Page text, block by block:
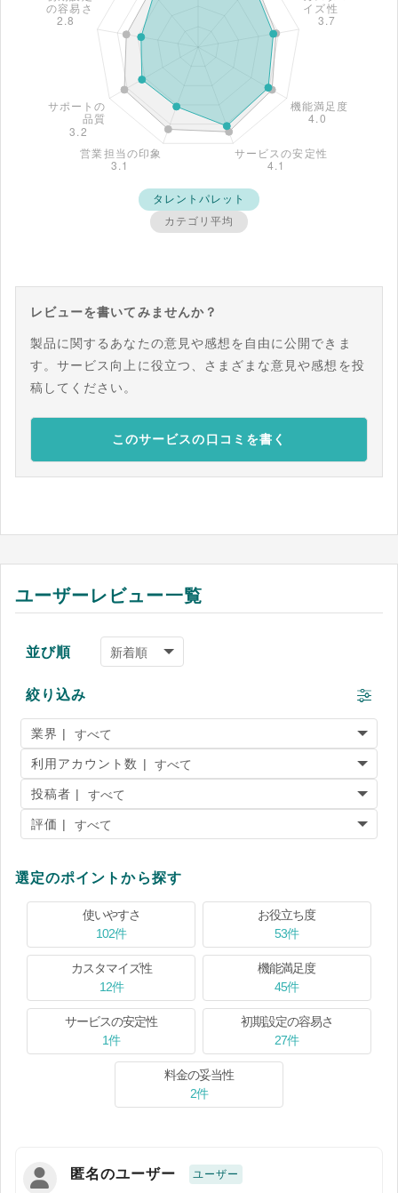
タレントパレット
カテゴリ平均
レビューを書いてみませんか？
製品に関するあなたの意見や感想を自由に公開できま
す。サービス向上に役立つ、さまざまな意見や感想を投
稿してください。
このサービスの口コミを書く
ユーザーレビュー一覧
並び順
絞り込み
業界 |
利用アカウント数 |
投稿者 |
評価 |
選定のポイントから探す
使いやすさ
102件
お役立ち度
53件
カスタマイズ性
12件
機能満足度
45件
サービスの安定性
1件
初期設定の容易さ
27件
料金の妥当性
2件
匿名のユーザー ユーザー